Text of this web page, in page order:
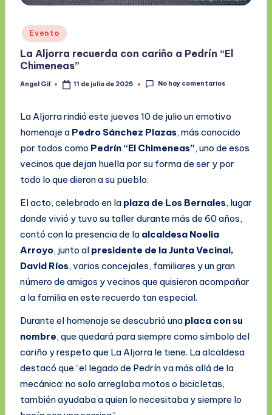
Publicado
en
Evento
La Aljorra recuerda con cariño a Pedrín “El
Chimeneas”
Publicado
Angel Gil 11 de julio de 2025 No hay comentarios
La Aljorra rindió este jueves 10 de julio un emotivo
homenaje a Pedro Sánchez Plazas, más conocido
por todos como Pedrín “El Chimeneas”, uno de esos
vecinos que dejan huella por su forma de ser y por
todo lo que dieron a su pueblo.
El acto, celebrado en la plaza de Los Bernales, lugar
donde vivió y tuvo su taller durante más de 60 años,
contó con la presencia de la alcaldesa Noelia
Arroyo, junto al presidente de la Junta Vecinal,
David Ríos, varios concejales, familiares y un gran
número de amigos y vecinos que quisieron acompañar
a la familia en este recuerdo tan especial.
Durante el homenaje se descubrió una placa con su
nombre, que quedará para siempre como símbolo del
cariño y respeto que La Aljorra le tiene. La alcaldesa
destacó que “el legado de Pedrín va más allá de la
mecánica: no solo arreglaba motos o bicicletas,
también ayudaba a quien lo necesitaba y siempre lo